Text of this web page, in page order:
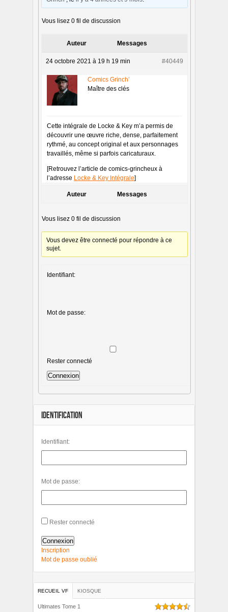
Vous lisez 0 fil de discussion
Auteur Messages
24 octobre 2021 à 19 h 19 min #40449
Comics Grinch’
Maître des clés
Cette intégrale de Locke & Key m’a permis de
découvrir une œuvre riche, dense, parfaitement
rythmé, au concept original et aux personnages
travaillés, même si parfois caricaturaux.
[Retrouvez l’article de comics-grincheux à
l’adresse Locke & Key Intégrale]
Auteur Messages
Vous lisez 0 fil de discussion
Vous devez être connecté pour répondre à ce
sujet.
Identifiant:
Mot de passe:
Rester connecté
Connexion
IDENTIFICATION
Identifiant:
Mot de passe:
Rester connecté
Connexion
Inscription
Mot de passe oublié
RECUEIL VF KIOSQUE
Ultimates Tome 1